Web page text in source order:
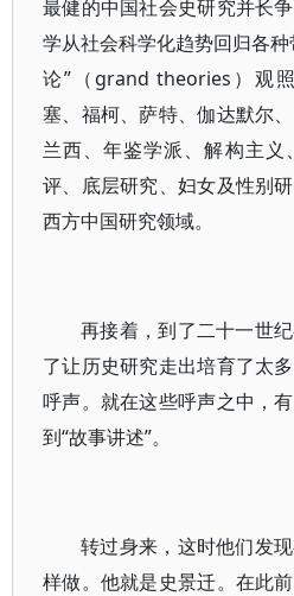
最健的中国社会史研究并长
学从社会科学化趋势回归各
论”（grand theories）观
塞、福柯、萨特、伽达默尔
兰西、年鉴学派、解构主
评、底层研究、妇女及性别
西方中国研究领域。
再接着，到了二十一世
了让历史研究走出培育了太
呼声。就在这些呼声之中，
到“故事讲述”。
转过身来，这时他们发
样做。他就是史景迁。在此